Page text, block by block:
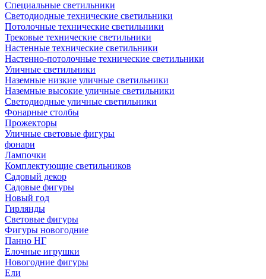
Специальные светильники
Светодиодные технические светильники
Потолочные технические светильники
Трековые технические светильники
Настенные технические светильники
Настенно-потолочные технические светильники
Уличные светильники
Наземные низкие уличные светильники
Наземные высокие уличные светильники
Светодиодные уличные светильники
Фонарные столбы
Прожекторы
Уличные световые фигуры
фонари
Лампочки
Комплектующие светильников
Садовый декор
Садовые фигуры
Новый год
Гирлянды
Световые фигуры
Фигуры новогодние
Панно НГ
Елочные игрушки
Новогодние фигуры
Ели